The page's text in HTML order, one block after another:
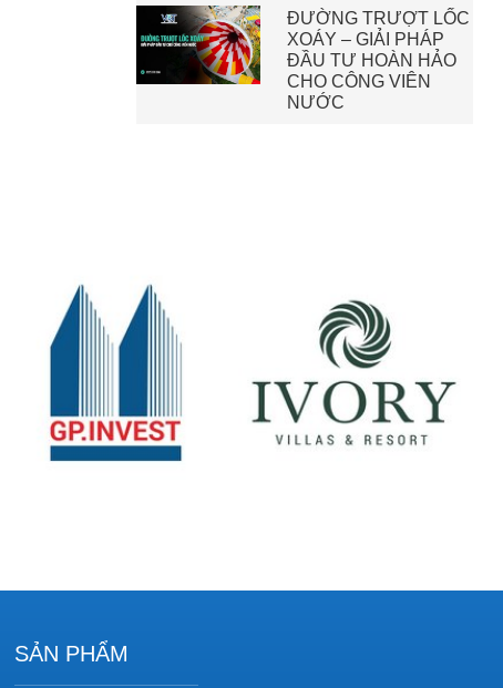
ĐƯỜNG TRƯỢT LỐC
XOÁY – GIẢI PHÁP
ĐẦU TƯ HOÀN HẢO
CHO CÔNG VIÊN
NƯỚC
SẢN PHẨM